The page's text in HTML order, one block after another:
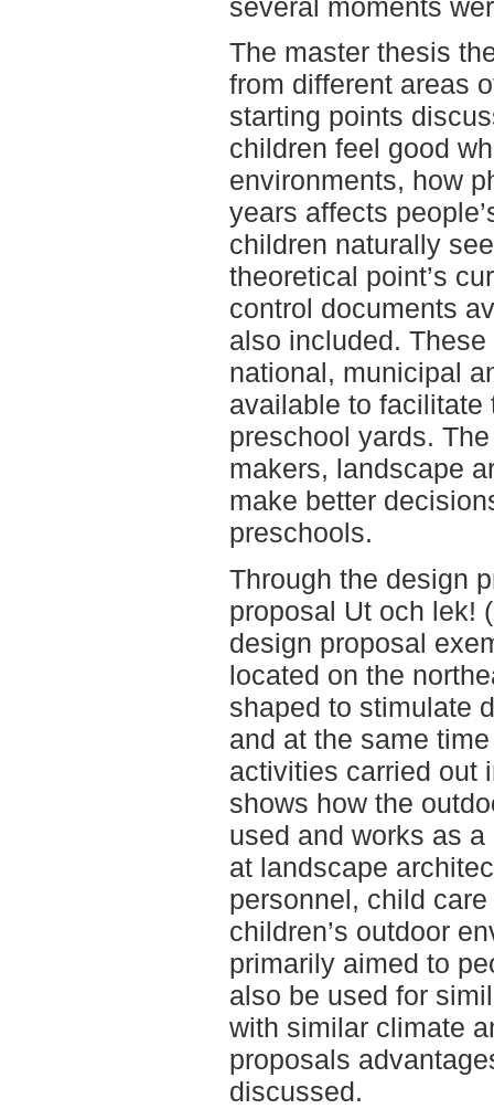
The master thesis
from different areas
starting points
children feel good
environments, how
years affects
children naturally
theoretical point’s
control documents
also included.
national, municipal
available to facilitate
preschool yards.
makers, landscape
make better
preschools.
Through the design
proposal Ut och lek!
design proposal
located on the
shaped to stimulate
and at the same
activities carried out
shows how the
used and works as
at landscape
personnel, child
children’s outdoor
primarily aimed to
also be used for
with similar climate
proposals
discussed.